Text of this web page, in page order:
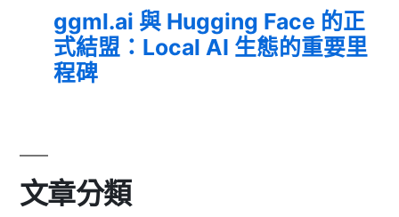
ggml.ai 與 Hugging Face 的正
式結盟：Local AI 生態的重要里
程碑
文章分類